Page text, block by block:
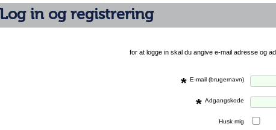
Log in og registrering
for at logge in skal du angive e-mail adresse og
* E-mail (brugernavn)
* Adgangskode
Husk mig